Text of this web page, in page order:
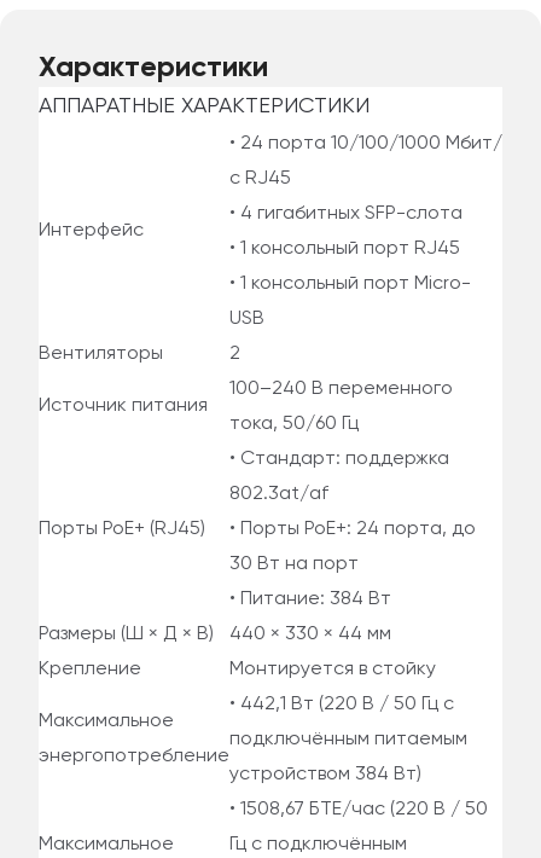
Характеристики
АППАРАТНЫЕ ХАРАКТЕРИСТИКИ
Интерфейс
• 24 порта 10/100/1000 Мбит/
с RJ45
• 4 гигабитных SFP-слота
• 1 консольный порт RJ45
• 1 консольный порт Micro-
USB
Вентиляторы
2
Источник питания
100–240 В переменного
тока, 50/60 Гц
Порты PoE+ (RJ45)
• Стандарт: поддержка
802.3at/af
• Порты PoE+: 24 порта, до
30 Вт на порт
• Питание: 384 Вт
Размеры (Ш × Д × В)
440 × 330 × 44 мм
Крепление
Монтируется в стойку
Максимальное
энергопотребление
• 442,1 Вт (220 В / 50 Гц с
подключённым питаемым
устройством 384 Вт)
Максимальное
• 1508,67 БТЕ/час (220 В / 50
Гц с подключённым